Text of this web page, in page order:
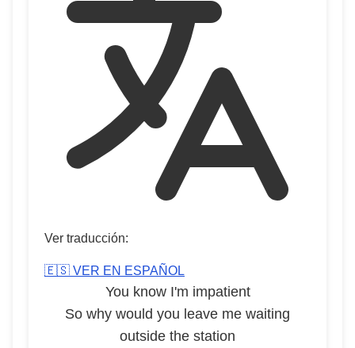
Ver traducción:
🇪🇸 VER EN ESPAÑOL
You know I'm impatient
So why would you leave me waiting
outside the station